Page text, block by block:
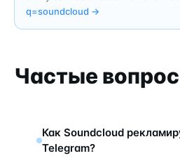
q=soundcloud →
Частые
Как Soundcloud
Telegram?